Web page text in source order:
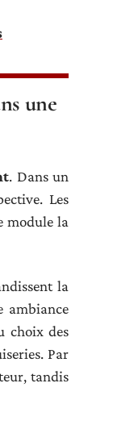
une
. Dans un
Les
module la
la
ambiance
choix des
Par
tandis